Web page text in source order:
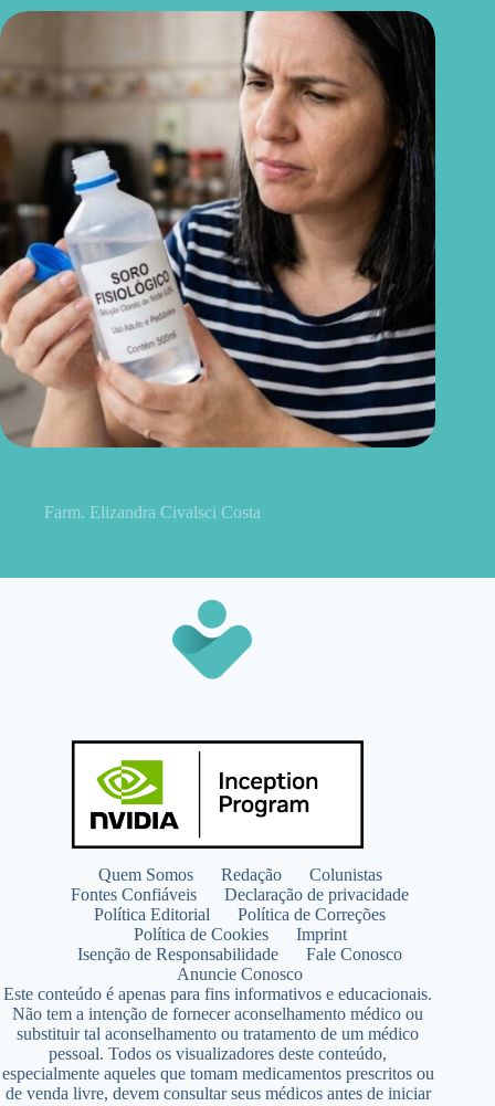
Farm. Elizandra Civalsci Costa
Quem Somos Redação
Colunistas
Fontes Confiáveis
Declaração de privacidade
Política Editorial
Política de Correções
Política de Cookies
Imprint
Isenção de Responsabilidade
Fale Conosco
Anuncie Conosco
Este conteúdo é apenas para fins informativos e educacionais.
Não tem a intenção de fornecer aconselhamento médico ou
substituir tal aconselhamento ou tratamento de um médico
pessoal. Todos os visualizadores deste conteúdo,
especialmente aqueles que tomam medicamentos prescritos ou
de venda livre, devem consultar seus médicos antes de iniciar